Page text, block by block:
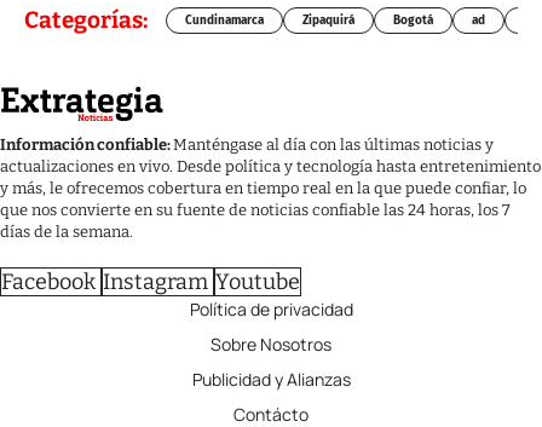
Categorías: Cundinamarca Zipaquirá Bogotá ad
Información confiable:Manténgase al día con las últimas noticias y
actualizaciones en vivo. Desde política y tecnología hasta entretenimiento
y más, le ofrecemos cobertura en tiempo real en la que puede confiar, lo
que nos convierte en su fuente de noticias confiable las 24 horas, los 7
días de la semana.
Facebook Instagram Youtube
Política de privacidad
Sobre Nosotros
Publicidad y Alianzas
Contácto